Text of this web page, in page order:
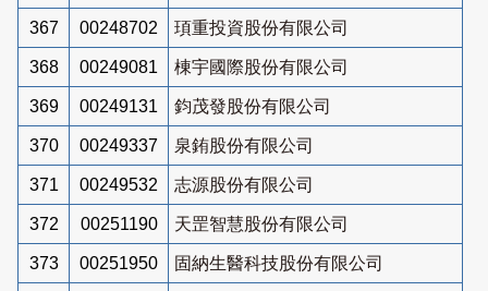
367 00248702 頊重投資股份有限公司
368 00249081 棟宇國際股份有限公司
369 00249131 鈞茂發股份有限公司
370 00249337 泉銪股份有限公司
371 00249532 志源股份有限公司
372 00251190 天罡智慧股份有限公司
373 00251950 固納生醫科技股份有限公司